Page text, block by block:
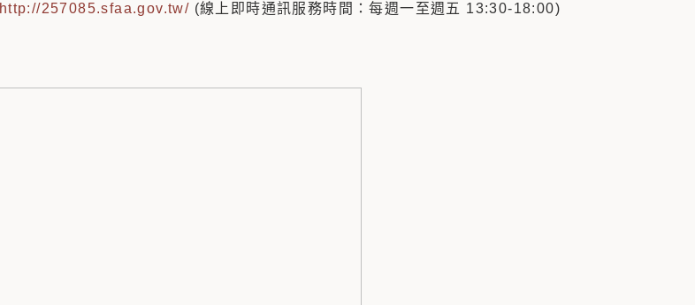
http://257085.sfaa.gov.tw/ (線上即時通訊服務時間：每週一至週五 13:30-18:00)